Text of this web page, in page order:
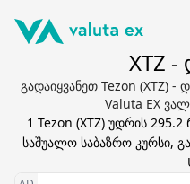
XTZ -
გადაიყვანეთ Tezon (XTZ) -
Valuta EX
1 Tezon (XTZ) უდრის 295.2
საშუალო საბაზრო კურსი,